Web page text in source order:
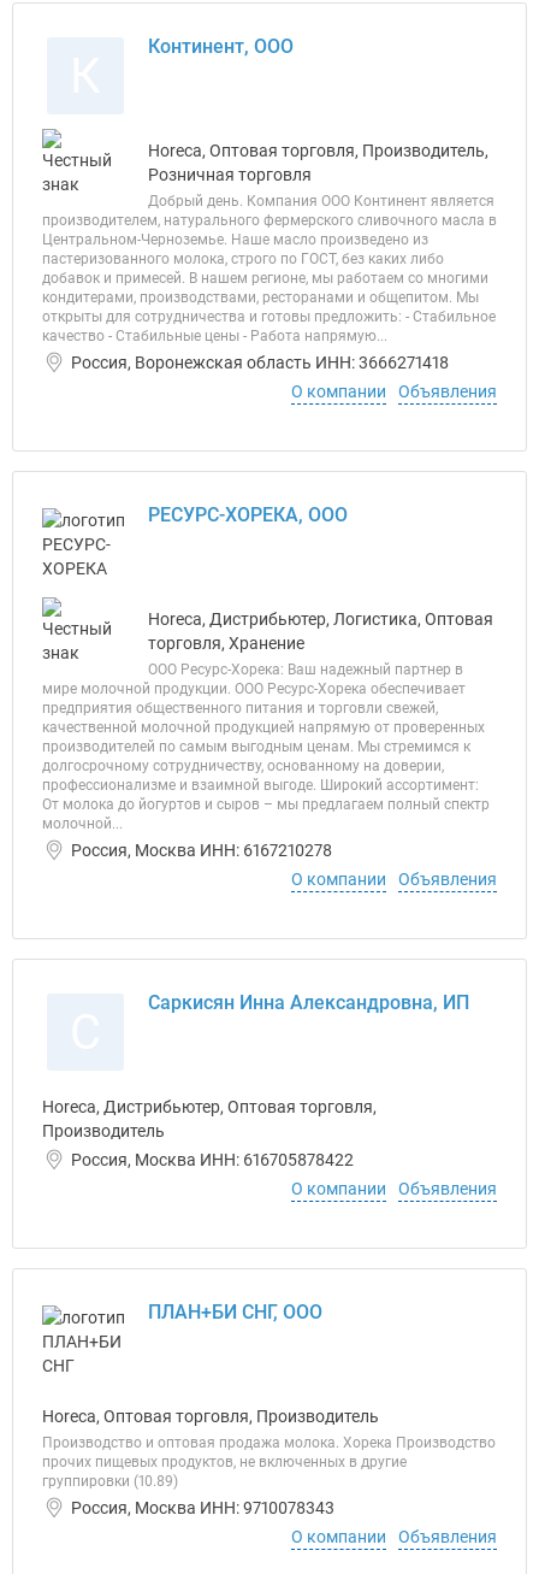
Континент, ООО
Horeca, Оптовая торговля, Производитель,
Розничная торговля
Добрый день. Компания ООО Континент является
производителем, натурального фермерского сливочного масла в
Центральном-Черноземье. Наше масло произведено из
пастеризованного молока, строго по ГОСТ, без каких либо
добавок и примесей. В нашем регионе, мы работаем со многими
кондитерами, производствами, ресторанами и общепитом. Мы
открыты для сотрудничества и готовы предложить: - Стабильное
качество - Стабильные цены - Работа напрямую...
Россия, Воронежская область ИНН: 3666271418
О компании
Объявления
РЕСУРС-ХОРЕКА, ООО
Horeca, Дистрибьютер, Логистика, Оптовая
торговля, Хранение
ООО Ресурс-Хорека: Ваш надежный партнер в
мире молочной продукции. ООО Ресурс-Хорека обеспечивает
предприятия общественного питания и торговли свежей,
качественной молочной продукцией напрямую от проверенных
производителей по самым выгодным ценам. Мы стремимся к
долгосрочному сотрудничеству, основанному на доверии,
профессионализме и взаимной выгоде. Широкий ассортимент:
От молока до йогуртов и сыров – мы предлагаем полный спектр
молочной...
Россия, Москва ИНН: 6167210278
О компании
Объявления
Саркисян Инна Александровна, ИП
Horeca, Дистрибьютер, Оптовая торговля,
Производитель
Россия, Москва ИНН: 616705878422
О компании
Объявления
ПЛАН+БИ СНГ, ООО
Horeca, Оптовая торговля, Производитель
Производство и оптовая продажа молока. Хорека Производство
прочих пищевых продуктов, не включенных в другие
группировки (10.89)
Россия, Москва ИНН: 9710078343
О компании
Объявления